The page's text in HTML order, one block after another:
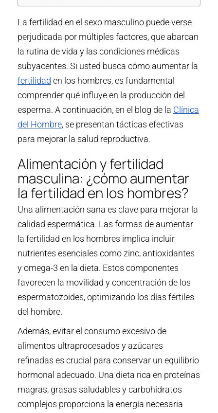
La fertilidad en el sexo masculino puede verse
perjudicada por múltiples factores, que abarcan
la rutina de vida y las condiciones médicas
subyacentes. Si usted busca cómo aumentar la
fertilidad en los hombres, es fundamental
comprender qué influye en la producción del
esperma. A continuación, en el blog de la Clínica
del Hombre, se presentan tácticas efectivas
para mejorar la salud reproductiva.
Alimentación y fertilidad
masculina: ¿cómo aumentar
la fertilidad en los hombres?
Una alimentación sana es clave para mejorar la
calidad espermática. Las formas de aumentar
la fertilidad en los hombres implica incluir
nutrientes esenciales como zinc, antioxidantes
y omega-3 en la dieta. Estos componentes
favorecen la movilidad y concentración de los
espermatozoides, optimizando los días fértiles
del hombre.
Además, evitar el consumo excesivo de
alimentos ultraprocesados y azúcares
refinadas es crucial para conservar un equilibrio
hormonal adecuado. Una dieta rica en proteínas
magras, grasas saludables y carbohidratos
complejos proporciona la energía necesaria